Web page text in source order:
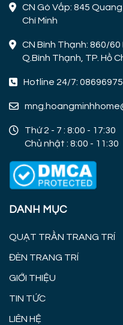
CN Gò Vấp: 845
Chí Minh
CN Bình Thạnh: 860/60
Q.Bình Thạnh, TP. Hồ
Hotline 24/7:
Thứ 2 - 7 : 8:00 - 17:30
Chủ nhật : 8:00 - 11:30
DANH MỤC
QUẠT TRẦN TRANG TRÍ
ĐÈN TRANG TRÍ
GIỚI THIỆU
TIN TỨC
LIÊN HỆ